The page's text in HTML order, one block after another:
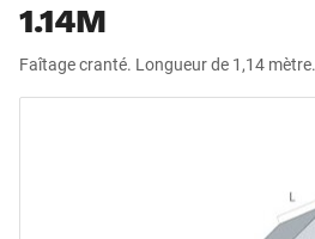
1.14M
Faîtage cranté. Longueur de 1,14 mètre.